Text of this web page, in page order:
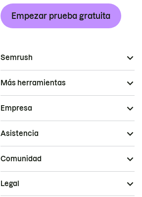
Empezar prueba gratuita
Semrush
Más herramientas
Empresa
Asistencia
Comunidad
Legal